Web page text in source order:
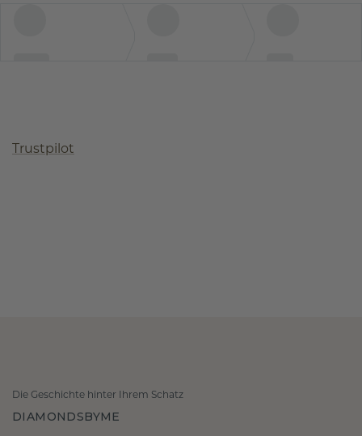
Trustpilot
Die Geschichte hinter Ihrem Schatz
DIAMONDSBYME